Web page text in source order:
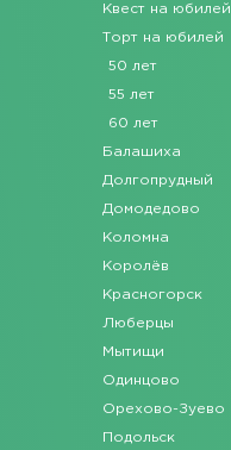
Квест на юбилей
Торт на юбилей
50 лет
55 лет
60 лет
Балашиха
Долгопрудный
Домодедово
Коломна
Королёв
Красногорск
Люберцы
Мытищи
Одинцово
Орехово-Зуево
Подольск